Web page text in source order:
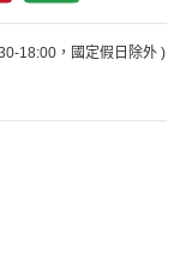
18:00，國定假日除外 )